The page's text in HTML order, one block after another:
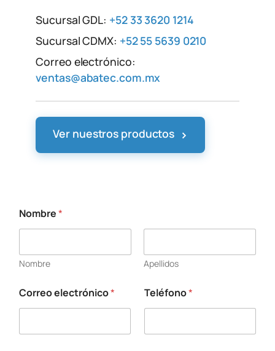
Sucursal GDL: +52 33 3620 1214
Sucursal CDMX: +52 55 5639 0210
Correo electrónico:
ventas@abatec.com.mx
Ver nuestros productos ›
Nombre*
Nombre Apellidos
Correo electrónico* Teléfono*